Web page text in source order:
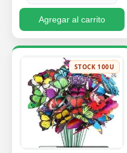
Agregar al carrito
STOCK 100U